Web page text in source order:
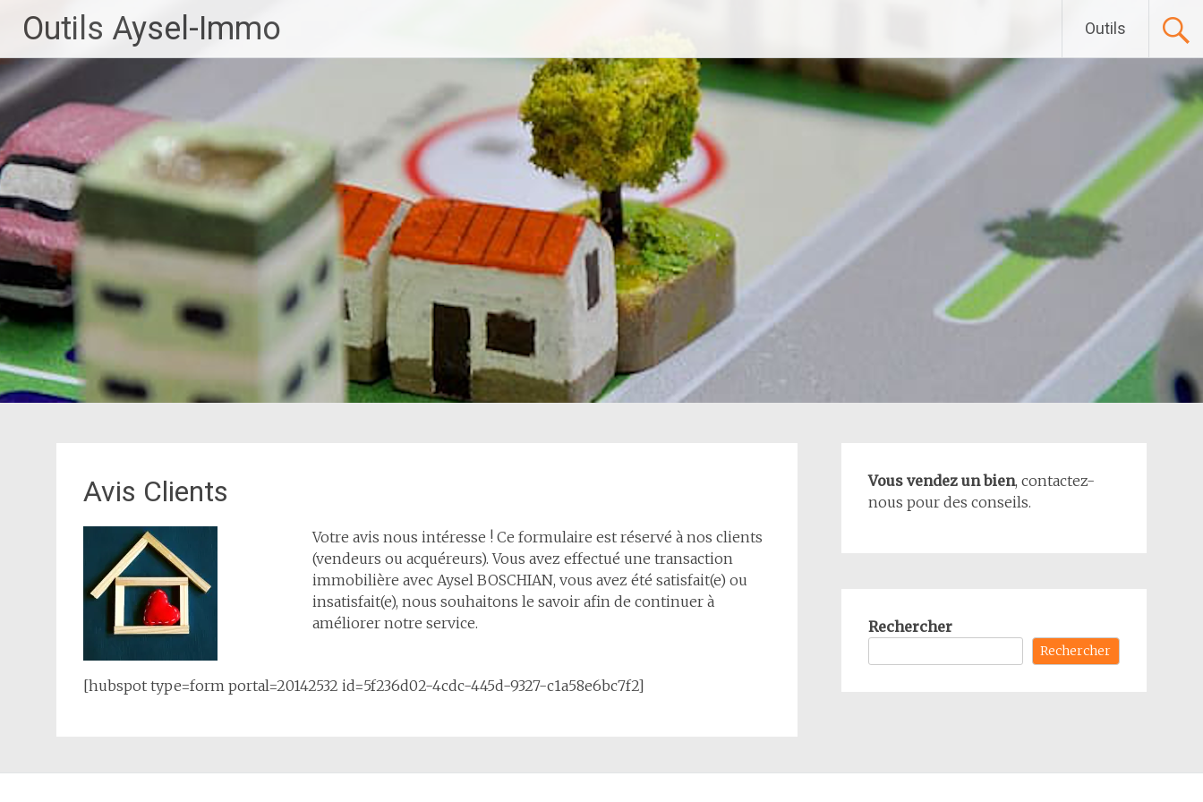
contenu
principal
Outils Aysel-Immo Outils
Avis Clients
Votre avis nous intéresse ! Ce formulaire est réservé à nos clients
(vendeurs ou acquéreurs). Vous avez effectué une transaction
immobilière avec Aysel BOSCHIAN, vous avez été satisfait(e) ou
insatisfait(e), nous souhaitons le savoir afin de continuer à
améliorer notre service.
[hubspot type=form portal=20142532 id=5f236d02-4cdc-445d-9327-c1a58e6bc7f2]
Vous vendez un bien, contactez-
nous pour des conseils.
Rechercher
Rechercher